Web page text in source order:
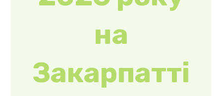
сплатили
понад 21
млн грн